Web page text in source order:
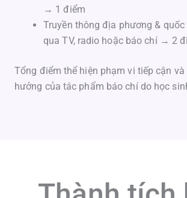
→ 1 điểm
Truyền thông địa phương &
qua TV, radio hoặc báo chí → 2
Tổng điểm thể hiện phạm vi tiếp cận
hưởng của tác phẩm báo chí do học